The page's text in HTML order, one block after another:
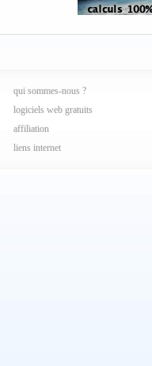
qui sommes-nous ?
logiciels web gratuits
affiliation
liens internet